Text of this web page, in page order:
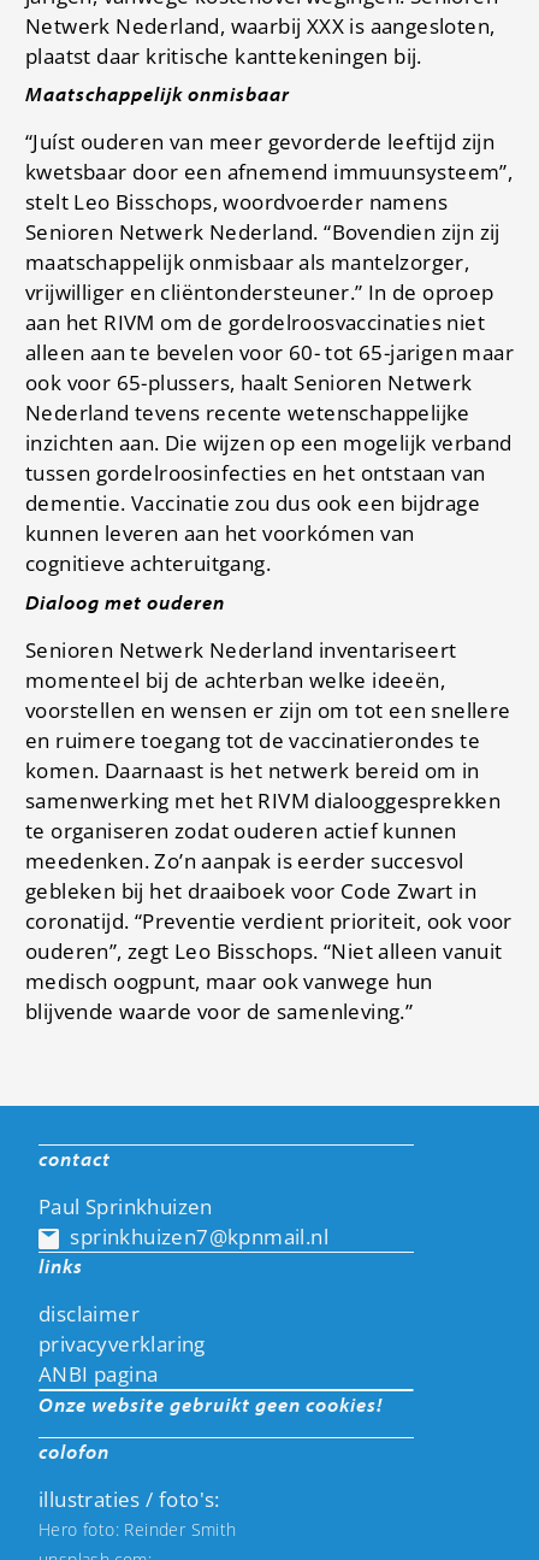
Netwerk Nederland, waarbij XXX is aangesloten,
plaatst daar kritische kanttekeningen bij.
Maatschappelijk onmisbaar
“Juíst ouderen van meer gevorderde leeftijd zijn
kwetsbaar door een afnemend immuunsysteem”,
stelt Leo Bisschops, woordvoerder namens
Senioren Netwerk Nederland. “Bovendien zijn zij
maatschappelijk onmisbaar als mantelzorger,
vrijwilliger en cliëntondersteuner.” In de oproep
aan het RIVM om de gordelroosvaccinaties niet
alleen aan te bevelen voor 60- tot 65-jarigen maar
ook voor 65-plussers, haalt Senioren Netwerk
Nederland tevens recente wetenschappelijke
inzichten aan. Die wijzen op een mogelijk verband
tussen gordelroosinfecties en het ontstaan van
dementie. Vaccinatie zou dus ook een bijdrage
kunnen leveren aan het voorkómen van
cognitieve achteruitgang.
Dialoog met ouderen
Senioren Netwerk Nederland inventariseert
momenteel bij de achterban welke ideeën,
voorstellen en wensen er zijn om tot een snellere
en ruimere toegang tot de vaccinatierondes te
komen. Daarnaast is het netwerk bereid om in
samenwerking met het RIVM dialooggesprekken
te organiseren zodat ouderen actief kunnen
meedenken. Zo’n aanpak is eerder succesvol
gebleken bij het draaiboek voor Code Zwart in
coronatijd. “Preventie verdient prioriteit, ook voor
ouderen”, zegt Leo Bisschops. “Niet alleen vanuit
medisch oogpunt, maar ook vanwege hun
blijvende waarde voor de samenleving.”
contact
Paul Sprinkhuizen
sprinkhuizen7@kpnmail.nl
links
disclaimer
privacyverklaring
ANBI pagina
Onze website gebruikt geen cookies!
colofon
illustraties / foto's:
Hero foto: Reinder Smith